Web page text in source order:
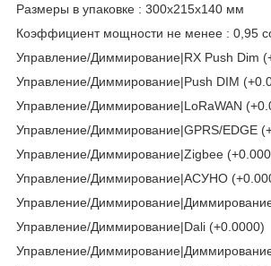
Размеры в упаковке : 300x215x140 мм
Коэффициент мощности не менее : 0,95
Управление/Диммирование|RX Push Dim
Управление/Диммирование|Push DIM
Управление/Диммирование|LoRaWAN
Управление/Диммирование|GPRS/EDGE
Управление/Диммирование|Zigbee
Управление/Диммирование|АСУНО
Управление/
Управление/Диммирование|Dali (+0.0000)
Управление/